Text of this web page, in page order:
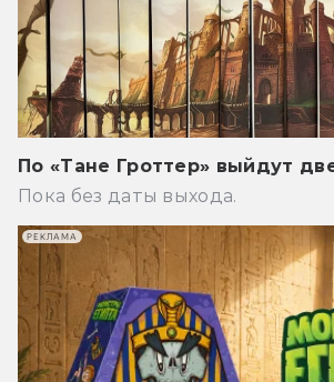
По «Тане Гроттер» выйдут
Пока без даты выхода.
РЕКЛАМА